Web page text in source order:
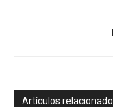
Artículos